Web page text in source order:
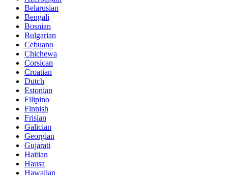
Belarusian
Bengali
Bosnian
Bulgarian
Cebuano
Chichewa
Corsican
Croatian
Dutch
Estonian
Filipino
Finnish
Frisian
Galician
Georgian
Gujarati
Haitian
Hausa
Hawaiian